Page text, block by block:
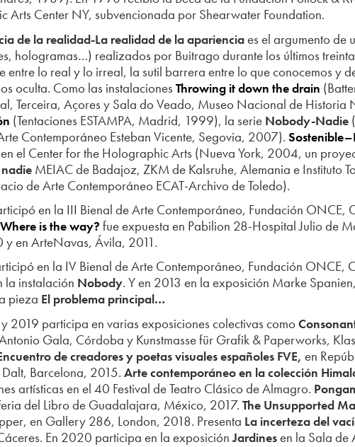
Arts Center NY, subvencionada por Shearwater Foundation.
de la realidad-La realidad de la aparienciaes el argumento de
hologramas…) realizados por Buitrago durante los últimos
entre lo real y lo irreal, la sutil barrera entre lo que conocemos y
oculta. Como las instalacionesThrowing it down the drain
Terceira, Açores y Sala do Veado, Museo Nacional de
(Tentaciones ESTAMPA, Madrid, 1999), la serie Nobody-Nadie
Contemporáneo Esteban Vicente, Segovia, 2007).
el Center for the Holographic Arts (Nueva York, 2004, un
MEIAC de Badajoz, ZKM de Kalsruhe, Alemania e Instituto
de Arte Contemporáneo ECAT-Archivo de Toledo).
en la III Bienal de Arte Contemporáneo, Fundación ONCE,
Where is the way? fue expuesta en Pabilion 28-Hospital Julio de
en ArteNavas, Ávila, 2011.
en la IV Bienal de Arte Contemporáneo, Fundación ONCE,
la instalación Nobody. Y en 2013 en la exposición Marke
pieza El problema principal…
2019 participa en varias exposiciones colectivas como
Gala, Córdoba y Kunstmasse für Grafik & Paperworks,
de creadores y poetas visuales españoles FVE, en
Barcelona, 2015. Arte contemporáneo en la colección
artísticas en el 40 Festival de Teatro Clásico de Almagro.
del Libro de Guadalajara, México, 2017. The Unsupported
en Gallery 286, London, 2018. Presenta La incerteza del
En 2020 participa en la exposiciónJardinesen la Sala de